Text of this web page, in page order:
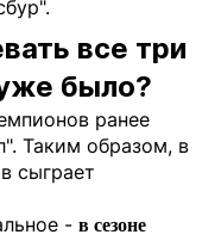
все три
было?
ранее
Таким образом, в
сыграет
- в сезоне